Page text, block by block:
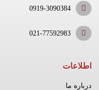
0919-3090384
021-77592983
اطلاعات
درباره ما